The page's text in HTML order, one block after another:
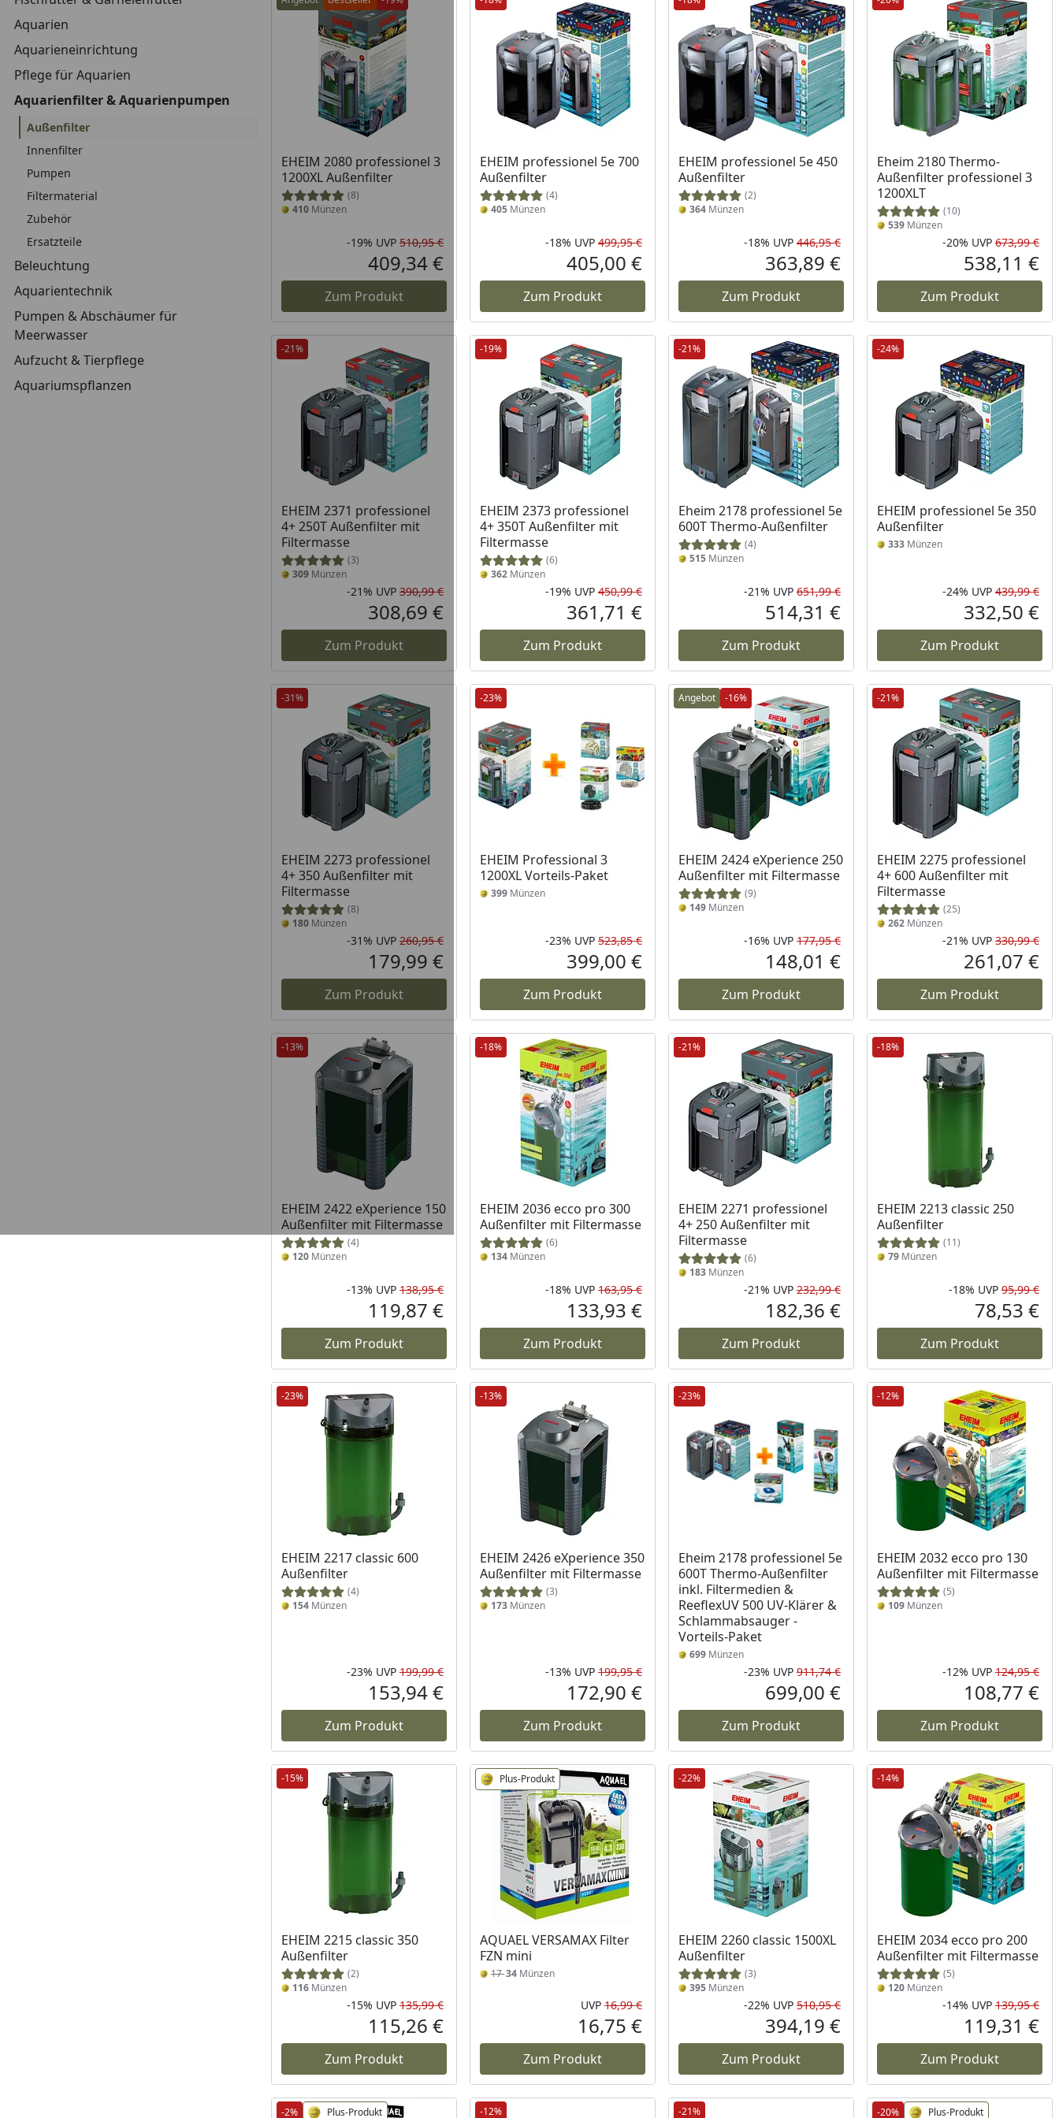
Aquarien
Aquarieneinrichtung
Pflege für Aquarien
Aquarienfilter & Aquarienpumpen
Außenfilter
Innenfilter
Pumpen
Filtermaterial
Zubehör
Ersatzteile
Beleuchtung
Aquarientechnik
Pumpen & Abschäumer für
Meerwasser
Aufzucht & Tierpflege
Aquariumspflanzen
EHEIM 2080 professionel 3
1200XL Außenfilter
(8)
410 Münzen
Rabatt in Prozent
-19%
Ursprünglicher Preis
UVP 510,95 €
Aktueller Preis
409,34 €
Zum Produkt
EHEIM professionel 5e 700
Außenfilter
(4)
405 Münzen
Rabatt in Prozent
-18%
Ursprünglicher Preis
UVP 499,95 €
Aktueller Preis
405,00 €
Zum Produkt
EHEIM professionel 5e 450
Außenfilter
(2)
364 Münzen
Rabatt in Prozent
-18%
Ursprünglicher Preis
UVP 446,95 €
Aktueller Preis
363,89 €
Zum Produkt
Eheim 2180 Thermo-
Außenfilter professionel 3
1200XLT
(10)
539 Münzen
-20% UVP 673,99 €
538,11 €
Zum Produkt
-21%
EHEIM 2371 professionel
4+ 250T Außenfilter mit
Filtermasse
(3)
309 Münzen
Rabatt in Prozent
-21%
Ursprünglicher Preis
UVP 390,99 €
Aktueller Preis
308,69 €
Zum Produkt
-19%
EHEIM 2373 professionel
4+ 350T Außenfilter mit
Filtermasse
(6)
362 Münzen
Rabatt in Prozent
-19%
Ursprünglicher Preis
UVP 450,99 €
Aktueller Preis
361,71 €
Zum Produkt
-21%
Eheim 2178 professionel 5e
600T Thermo-Außenfilter
(4)
515 Münzen
Rabatt in Prozent
-21%
Ursprünglicher Preis
UVP 651,99 €
Aktueller Preis
514,31 €
Zum Produkt
-24%
EHEIM professionel 5e 350
Außenfilter
333 Münzen
-24% UVP 439,99 €
332,50 €
Zum Produkt
-31%
EHEIM 2273 professionel
4+ 350 Außenfilter mit
Filtermasse
(8)
180 Münzen
Rabatt in Prozent
-31%
Ursprünglicher Preis
UVP 260,95 €
Aktueller Preis
179,99 €
Zum Produkt
-23%
EHEIM Professional 3
1200XL Vorteils-Paket
399 Münzen
Rabatt in Prozent
-23%
Ursprünglicher Preis
UVP 523,85 €
Aktueller Preis
399,00 €
Zum Produkt
Angebot -16%
EHEIM 2424 eXperience 250
Außenfilter mit Filtermasse
(9)
149 Münzen
Rabatt in Prozent
-16%
Ursprünglicher Preis
UVP 177,95 €
Aktueller Preis
148,01 €
Zum Produkt
-21%
EHEIM 2275 professionel
4+ 600 Außenfilter mit
Filtermasse
(25)
262 Münzen
-21% UVP 330,99 €
261,07 €
Zum Produkt
-13%
EHEIM 2422 eXperience 150
Außenfilter mit Filtermasse
(4)
120 Münzen
Rabatt in Prozent
-13%
Ursprünglicher Preis
UVP 138,95 €
Aktueller Preis
119,87 €
Zum Produkt
-18%
EHEIM 2036 ecco pro 300
Außenfilter mit Filtermasse
(6)
134 Münzen
Rabatt in Prozent
-18%
Ursprünglicher Preis
UVP 163,95 €
Aktueller Preis
133,93 €
Zum Produkt
-21%
EHEIM 2271 professionel
4+ 250 Außenfilter mit
Filtermasse
(6)
183 Münzen
Rabatt in Prozent
-21%
Ursprünglicher Preis
UVP 232,99 €
Aktueller Preis
182,36 €
Zum Produkt
-18%
EHEIM 2213 classic 250
Außenfilter
(11)
79 Münzen
-18% UVP 95,99 €
78,53 €
Zum Produkt
-23%
EHEIM 2217 classic 600
Außenfilter
(4)
154 Münzen
Rabatt in Prozent
-23%
Ursprünglicher Preis
UVP 199,99 €
Aktueller Preis
153,94 €
Zum Produkt
-13%
EHEIM 2426 eXperience 350
Außenfilter mit Filtermasse
(3)
173 Münzen
Rabatt in Prozent
-13%
Ursprünglicher Preis
UVP 199,95 €
Aktueller Preis
172,90 €
Zum Produkt
-23%
Eheim 2178 professionel 5e
600T Thermo-Außenfilter
inkl. Filtermedien &
ReeflexUV 500 UV-Klärer &
Schlammabsauger -
Vorteils-Paket
699 Münzen
Rabatt in Prozent
-23%
Ursprünglicher Preis
UVP 911,74 €
Aktueller Preis
699,00 €
Zum Produkt
-12%
EHEIM 2032 ecco pro 130
Außenfilter mit Filtermasse
(5)
109 Münzen
-12% UVP 124,95 €
108,77 €
Zum Produkt
-15%
EHEIM 2215 classic 350
Außenfilter
(2)
116 Münzen
Rabatt in Prozent
-15%
Ursprünglicher Preis
UVP 135,99 €
Aktueller Preis
115,26 €
Zum Produkt
Plus-Produkt
AQUAEL VERSAMAX Filter
FZN mini
1734 Münzen
Ursprünglicher Preis
UVP 16,99 €
Aktueller Preis
16,75 €
Zum Produkt
-22%
EHEIM 2260 classic 1500XL
Außenfilter
(3)
395 Münzen
Rabatt in Prozent
-22%
Ursprünglicher Preis
UVP 510,95 €
Aktueller Preis
394,19 €
Zum Produkt
-14%
EHEIM 2034 ecco pro 200
Außenfilter mit Filtermasse
(5)
120 Münzen
-14% UVP 139,95 €
119,31 €
Zum Produkt
-2% Plus-Produkt -12% -21% -20% Plus-Produkt